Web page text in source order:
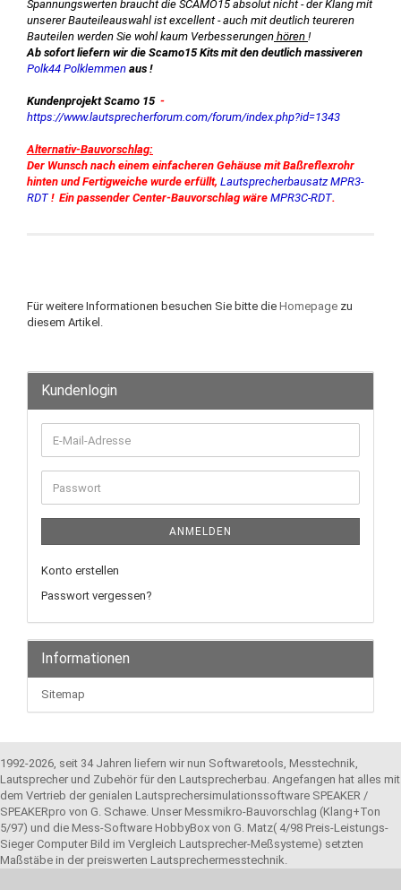
Spannungswerten braucht die SCAMO15 absolut nicht - der Klang mit
unserer Bauteileauswahl ist excellent- auch mit deutlich teureren
Bauteilen werden Sie wohl kaum Verbesserungen hören !
Ab sofort liefern wir die Scamo15 Kits mit den deutlich massiveren
Polk44 Polklemmen aus !
Kundenprojekt Scamo 15-
https://www.lautsprecherforum.com/forum/index.php?id=1343
Alternativ-Bauvorschlag:
Der Wunsch nach einem einfacheren Gehäuse mit Baßreflexrohr
hinten und Fertigweiche wurde erfüllt, Lautsprecherbausatz MPR3-
RDT ! Ein passender Center-Bauvorschlag wäre MPR3C-RDT.
Für weitere Informationen besuchen Sie bitte die Homepage zu
diesem Artikel.
Kundenlogin
E-
Mail-
Adresse
Passwort
ANMELDEN
Konto erstellen
Passwort vergessen?
Informationen
Sitemap
1992-2026, seit 34 Jahren liefern wir nun Softwaretools, Messtechnik,
Lautsprecher und Zubehör für den Lautsprecherbau. Angefangen hat alles mit
dem Vertrieb der genialen Lautsprechersimulationssoftware SPEAKER /
SPEAKERpro von G. Schawe. Unser Messmikro-Bauvorschlag (Klang+Ton
5/97) und die Mess-Software HobbyBox von G. Matz( 4/98 Preis-Leistungs-
Sieger Computer Bild im Vergleich Lautsprecher-Meßsysteme) setzten
Maßstäbe in der preiswerten Lautsprechermesstechnik.